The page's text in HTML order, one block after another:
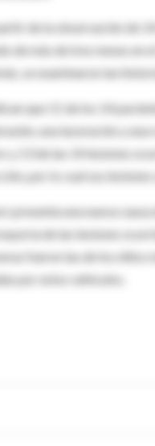
de la observación de
de más de tres meses
se examinaron las
que 11 de los 14
una laceración y
y 13 de las 14 lesiones
por lo cual sus
presenta una nueva
de las lesiones
fueron las de los
por estos vehículos.